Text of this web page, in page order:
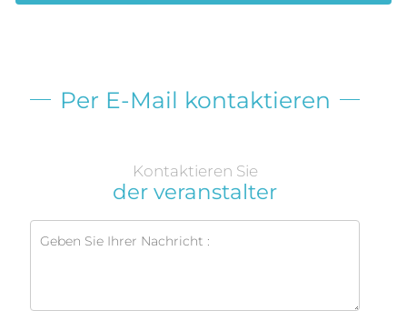
Per E-Mail kontaktieren
Kontaktieren Sie
der veranstalter